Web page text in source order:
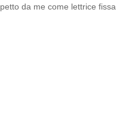
da me come lettrice fissa